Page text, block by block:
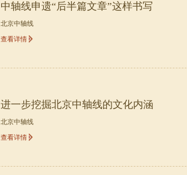
中轴线申遗“后半篇文章”这样书写
北京中轴线
查看详情
进一步挖掘北京中轴线的文化内涵
北京中轴线
查看详情